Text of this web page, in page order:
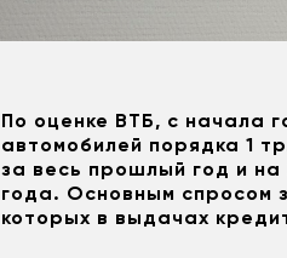
По оценке ВТБ, с начала
автомобилей порядка 1
за весь прошлый год и на
года. Основным спросом
которых в выдачах